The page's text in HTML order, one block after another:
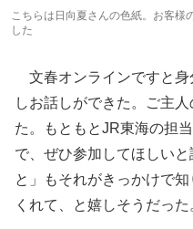
こちらは日向夏さんの色紙。お客様
した
文春オンラインですと身
しお話しができた。ご主
た。もともとJR東海の担
で、ぜひ参加してほしい
と」もそれがきっかけで
くれて、と嬉しそうだった